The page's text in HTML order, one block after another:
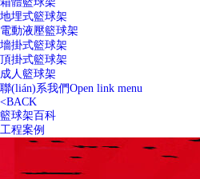
地埋式籃球架
電動液壓籃球架
墻掛式籃球架
頂掛式籃球架
成人籃球架
聯(lián)系我們Open link menu
<BACK
籃球架百科
工程案例